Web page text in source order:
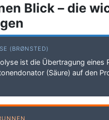
Blick – die
(BRØNSTED)
ist die Übertragung eines
(Säure) auf den